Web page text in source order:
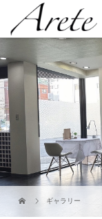
ギャラリー